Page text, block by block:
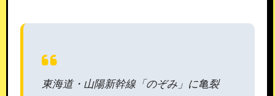
東海道・山陽新幹線「のぞみ」に亀裂